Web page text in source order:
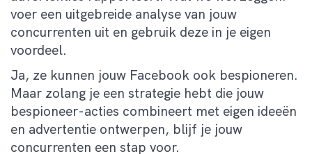
voer een uitgebreide analyse van jouw
concurrenten uit en gebruik deze in je eigen
voordeel.
Ja, ze kunnen jouw Facebook ook bespioneren.
Maar zolang je een strategie hebt die jouw
bespioneer-acties combineert met eigen ideeën
en advertentie ontwerpen, blijf je jouw
concurrenten een stap voor.